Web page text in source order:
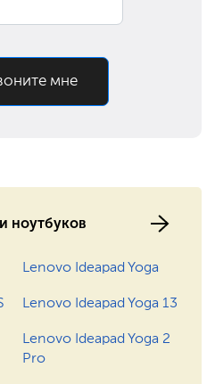
900 ₽
390 ₽
850 ₽ Заказать
600 ₽
мне
ноутбуков
Lenovo Ideapad Yoga
Lenovo Ideapad Yoga 13
Lenovo Ideapad Yoga 2
Pro